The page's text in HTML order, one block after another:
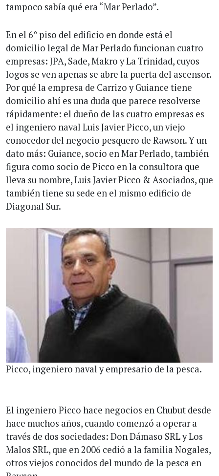
tampoco sabía qué era “Mar Perlado”.
En el 6° piso del edificio en donde está el
domicilio legal de Mar Perlado funcionan cuatro
empresas: JPA, Sade, Makro y La Trinidad, cuyos
logos se ven apenas se abre la puerta del ascensor.
Por qué la empresa de Carrizo y Guiance tiene
domicilio ahí es una duda que parece resolverse
rápidamente: el dueño de las cuatro empresas es
el ingeniero naval Luis Javier Picco, un viejo
conocedor del negocio pesquero de Rawson. Y un
dato más: Guiance, socio en Mar Perlado, también
figura como socio de Picco en la consultora que
lleva su nombre, Luis Javier Picco & Asociados, que
también tiene su sede en el mismo edificio de
Diagonal Sur.
Picco, ingeniero naval y empresario de la pesca.
El ingeniero Picco hace negocios en Chubut desde
hace muchos años, cuando comenzó a operar a
través de dos sociedades: Don Dámaso SRL y Los
Malos SRL, que en 2006 cedió a la familia Nogales,
otros viejos conocidos del mundo de la pesca en